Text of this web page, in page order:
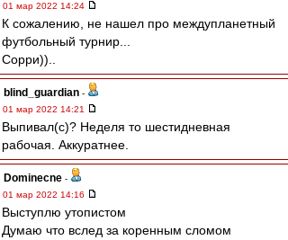
01 мар 2022 14:24
К сожалению, не нашел про междупланетный
футбольный турнир...
Сорри))..
blind_guardian -
01 мар 2022 14:21
Выпивал(с)? Неделя то шестидневная
рабочая. Аккуратнее.
Dominecne -
01 мар 2022 14:16
Выступлю утопистом
Думаю что вслед за коренным сломом